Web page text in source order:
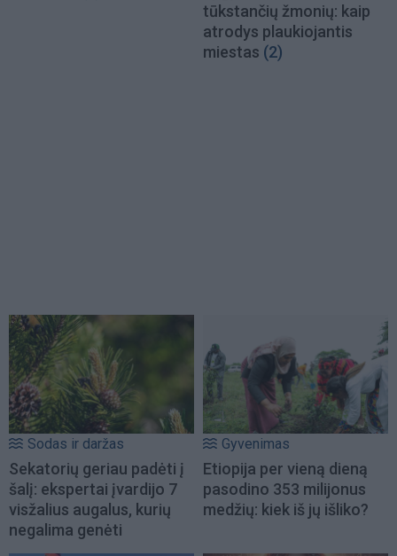
tūkstančių žmonių: kaip
atrodys plaukiojantis
miestas (2)
Sodas ir daržas
Sekatorių geriau padėti į
šalį: ekspertai įvardijo 7
visžalius augalus, kurių
negalima genėti
Gyvenimas
Etiopija per vieną dieną
pasodino 353 milijonus
medžių: kiek iš jų išliko?